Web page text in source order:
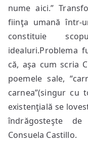
nume aici.”
fiinţa umană într-
constituie
idealuri.Problema
că, aşa cum scria
poemele sale,
carnea”(singur cu
existenţială se
îndrăgosteşte
Consuela Castillo.